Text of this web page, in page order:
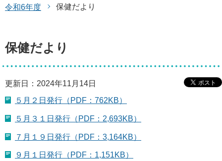
令和6年度
保健だより
保健だより
更新日：2024年11月14日
５月２日発行（PDF：762KB）
５月３１日発行（PDF：2,693KB）
７月１９日発行（PDF：3,164KB）
９月１日発行（PDF：1,151KB）